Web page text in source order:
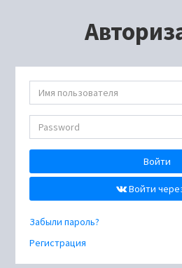
Войти
Войти
Забыли пароль?
Регистрация